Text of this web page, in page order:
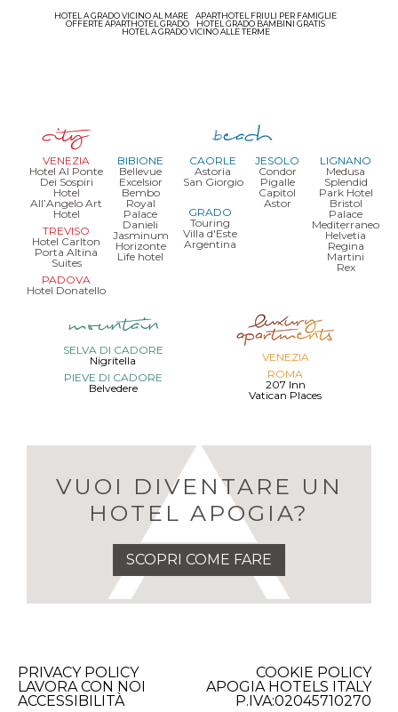
HOTEL A GRADO VICINO AL MARE
APARTHOTEL FRIULI PER FAMIGLIE
OFFERTE APARTHOTEL GRADO
HOTEL GRADO BAMBINI GRATIS
HOTEL A GRADO VICINO ALLE TERME
VENEZIA
Hotel Al Ponte
Dei Sospiri
Hotel
All’Angelo Art
Hotel
TREVISO
Hotel Carlton
Porta Altina
Suites
PADOVA
Hotel Donatello
BIBIONE
Bellevue
Excelsior
Bembo
Royal
Palace
Danieli
Jasminum
Horizonte
Life hotel
CAORLE
Astoria
San Giorgio
GRADO
Touring
Villa d'Este
Argentina
JESOLO
Condor
Pigalle
Capitol
Astor
LIGNANO
Medusa
Splendid
Park Hotel
Bristol
Palace
Mediterraneo
Helvetia
Regina
Martini
Rex
SELVA DI CADORE
Nigritella
PIEVE DI CADORE
Belvedere
VENEZIA
ROMA
207 Inn
Vatican Places
VUOI DIVENTARE UN
HOTEL APOGIA?
SCOPRI COME FARE
PRIVACY POLICY
COOKIE POLICY
LAVORA CON NOI
APOGIA HOTELS ITALY
ACCESSIBILITÀ
P.IVA:02045710270